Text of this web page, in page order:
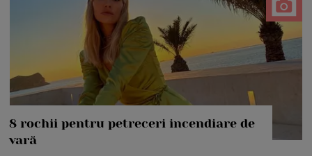
8 rochii pentru petreceri incendiare de
vară